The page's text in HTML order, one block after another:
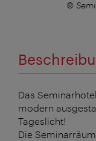
©
Das
modern
Tageslicht!
Die